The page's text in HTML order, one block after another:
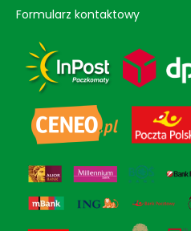
Formularz kontaktowy